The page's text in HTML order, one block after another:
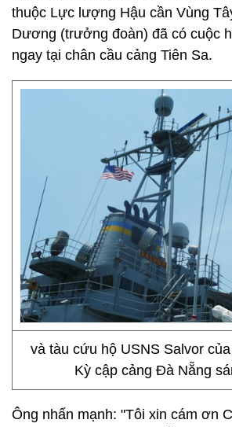
thuộc Lực lượng Hậu cần Vùng
Dương (trưởng đoàn) đã có cuộc
ngay tại chân cầu cảng Tiên Sa.
và tàu cứu hộ USNS Salvor
Kỳ cập cảng Đà Nẵng
Ông nhấn mạnh: "Tôi xin cám ơn